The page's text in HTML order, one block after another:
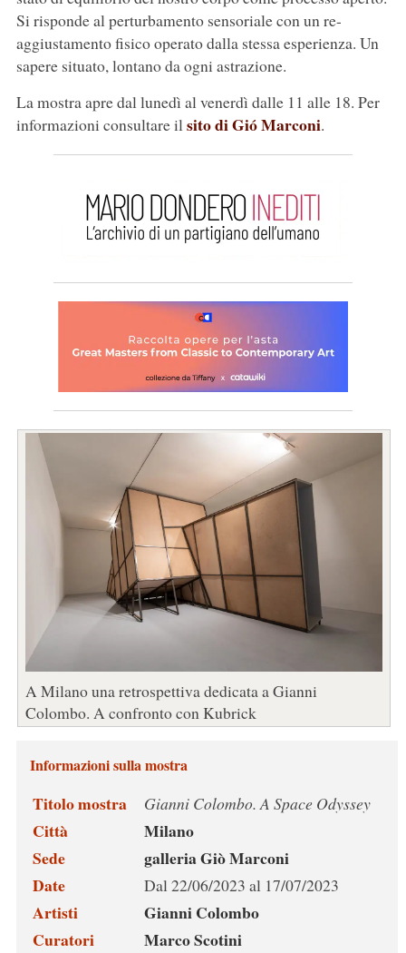
Si risponde al perturbamento sensoriale con un re-
aggiustamento fisico operato dalla stessa esperienza. Un
sapere situato, lontano da ogni astrazione.
La mostra apre dal lunedì al venerdì dalle 11 alle 18. Per
informazioni consultare ilsito di Gió Marconi.
A Milano una retrospettiva dedicata a Gianni
Colombo. A confronto con Kubrick
Informazioni sulla mostra
Titolo mostra Gianni Colombo. A Space Odyssey
Città
Milano
Sede
galleria Giò Marconi
Date
Dal 22/06/2023 al 17/07/2023
Artisti
Gianni Colombo
Curatori
Marco Scotini